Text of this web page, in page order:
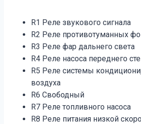
R1 Реле звукового сигнала
R2 Реле противотуманных
R3 Реле фар дальнего света
R4 Реле насоса переднего
R5 Реле системы
воздуха
R6 Свободный
R7 Реле топливного насоса
R8 Реле питания низкой